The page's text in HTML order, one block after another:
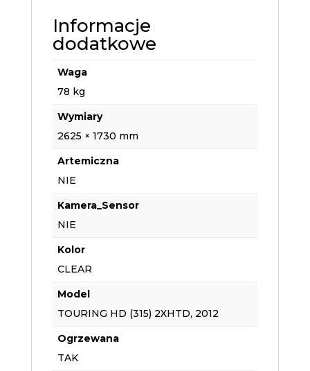
Informacje
dodatkowe
Waga
78 kg
Wymiary
2625 × 1730 mm
Artemiczna
NIE
Kamera_Sensor
NIE
Kolor
CLEAR
Model
TOURING HD (315) 2XHTD, 2012
Ogrzewana
TAK